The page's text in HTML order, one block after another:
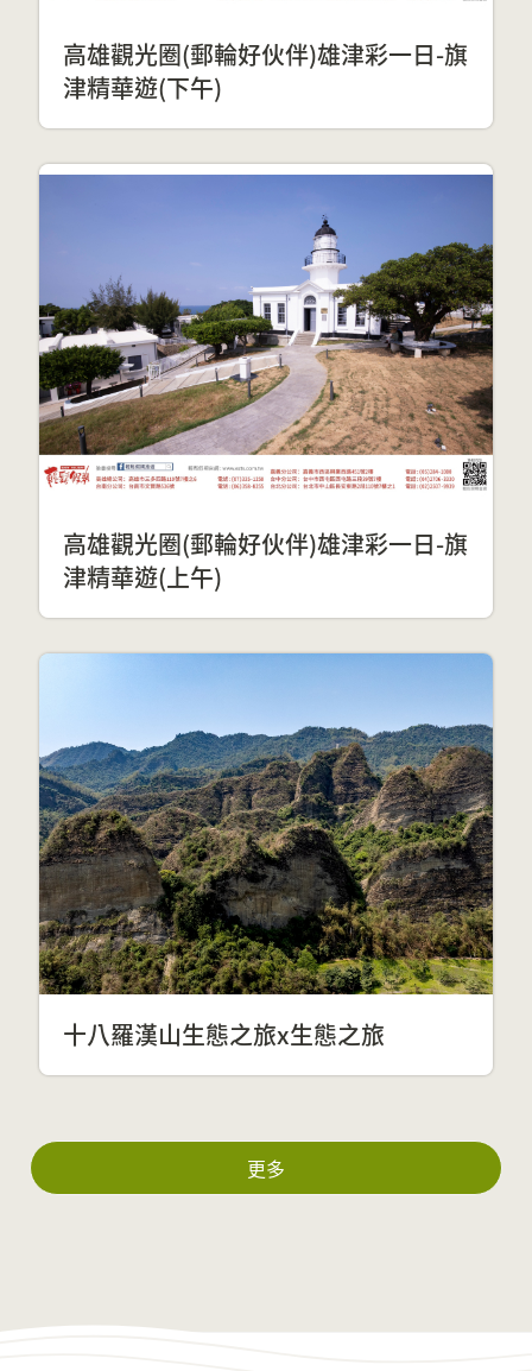
更多
高雄觀光圈(郵輪好伙伴)雄津彩一日-旗
津精華遊(下午)
高雄觀光圈(郵輪好伙伴)雄津彩一日-旗
津精華遊(上午)
十八羅漢山生態之旅x生態之旅